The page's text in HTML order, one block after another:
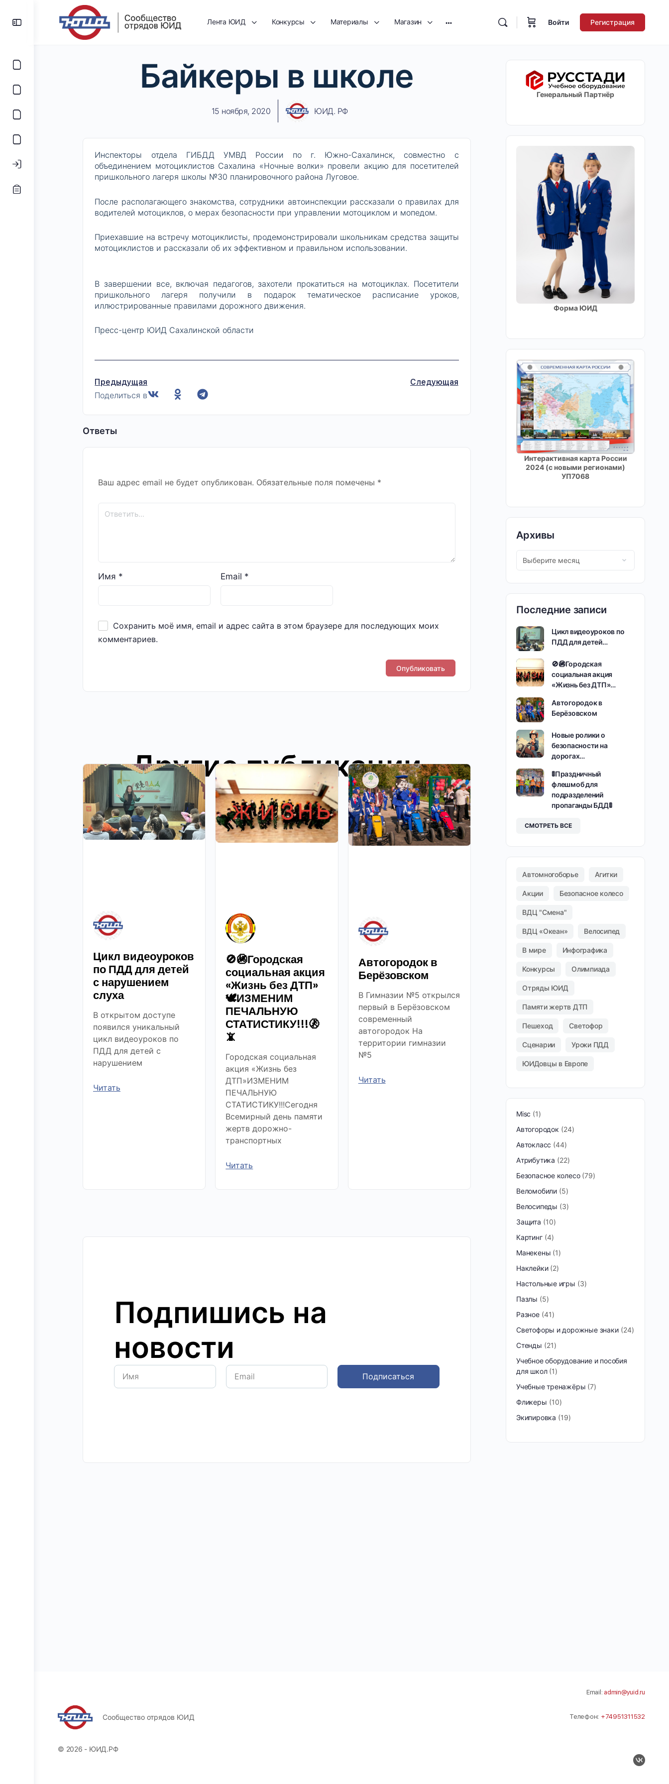
Лента ЮИД Конкурсы Материалы Магазин Войти Регистрация
Байкеры в школе
15 ноября, 2020 ЮИД. РФ
Инспекторы отдела ГИБДД УМВД России по г. Южно-Сахалинск, совместно с
объединением мотоциклистов Сахалина «Ночные волки» провели акцию для посетителей
пришкольного лагеря школы №30 планировочного района Луговое.
После располагающего знакомства, сотрудники автоинспекции рассказали о правилах для
водителей мотоциклов, о мерах безопасности при управлении мотоциклом и мопедом.
Приехавшие на встречу мотоциклисты, продемонстрировали школьникам средства защиты
мотоциклистов и рассказали об их эффективном и правильном использовании.
В завершении все, включая педагогов, захотели прокатиться на мотоциклах. Посетители
пришкольного лагеря получили в подарок тематическое расписание уроков,
иллюстрированные правилами дорожного движения.
Пресс-центр ЮИД Сахалинской области
Предыдущая Следующая
Поделиться в
Ответы
Ваш адрес email не будет опубликован. Обязательные поля помечены *
Имя * Email *
Сохранить моё имя, email и адрес сайта в этом браузере для последующих моих
комментариев.
Другие публикации
Цикл видеоуроков
по ПДД для детей
с нарушением
слуха
В открытом доступе
появился уникальный
цикл видеоуроков по
ПДД для детей с
нарушением
Читать
🚫🚳Городская
социальная акция
«Жизнь без ДТП»
🕊ИЗМЕНИМ
ПЕЧАЛЬНУЮ
СТАТИСТИКУ!!!🚷
📵
Городская социальная
акция «Жизнь без
ДТП»ИЗМЕНИМ
ПЕЧАЛЬНУЮ
СТАТИСТИКУ!!!Сегодня
Всемирный день памяти
жертв дорожно-
транспортных
Читать
Автогородок в
Берёзовском
В Гимназии №5 открылся
первый в Берёзовском
современный
автогородок На
территории гимназии
№5
Читать
Подпишись на
новости
Подписаться
Генеральный Партнёр
Форма ЮИД
Интерактивная карта России
2024 (с новыми регионами)
УП7068
Архивы
Последние записи
Цикл видеоуроков по
ПДД для детей…
🚫🚳Городская
социальная акция
«Жизнь без ДТП»…
Автогородок в
Берёзовском
Новые ролики о
безопасности на
дорогах…
🚦Праздничный
флешмоб для
подразделений
пропаганды БДД🚦
СМОТРЕТЬ ВСЕ
Автомногоборье Агитки
Акции Безопасное колесо
ВДЦ "Смена"
ВДЦ «Океан» Велосипед
В мире Инфографика
Конкурсы Олимпиада
Отряды ЮИД
Памяти жертв ДТП
Пешеход Светофор
Сценарии Уроки ПДД
ЮИДовцы в Европе
Misc
1
Автогородок
24
Автокласс 44
Атрибутика
22
Безопасное колесо 79
Веломобили 5
Велосипеды
3
Защита
10
Картинг 4
Манекены 1
Наклейки 2
Настольные игры
3
Пазлы
5
Разное 41
Светофоры и дорожные знаки
24
Стенды
21
Учебное оборудование и пособия
для школ 1
Учебные тренажёры 7
Фликеры
10
Экипировка
19
Сообщество отрядов ЮИД
© 2026 - ЮИД.РФ
Email: admin@yuid.ru
Телефон: +74951311532